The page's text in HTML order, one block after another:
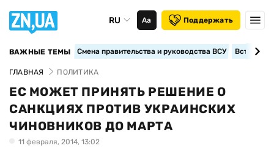
RU Аа Поддержать
ВАЖНЫЕ ТЕМЫ Смена правительства и руководства ВСУ
ГЛАВНАЯ ПОЛИТИКА
ЕС МОЖЕТ ПРИНЯТЬ РЕШЕНИЕ О
САНКЦИЯХ ПРОТИВ УКРАИНСКИХ
ЧИНОВНИКОВ ДО МАРТА
11 февраля, 2014, 13:02